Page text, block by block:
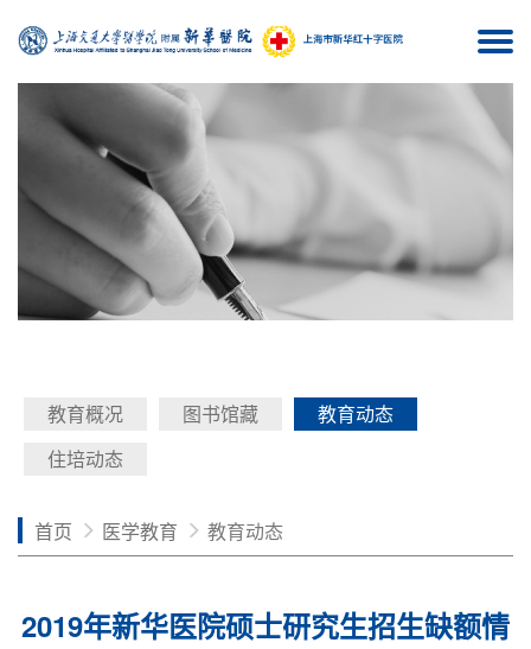
教育概况 图书馆藏
教育动态
住培动态
首页 医学教育 教育动态
2019年新华医院硕士研究生招生缺额情